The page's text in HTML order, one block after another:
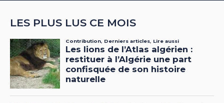
LES PLUS LUS CE MOIS